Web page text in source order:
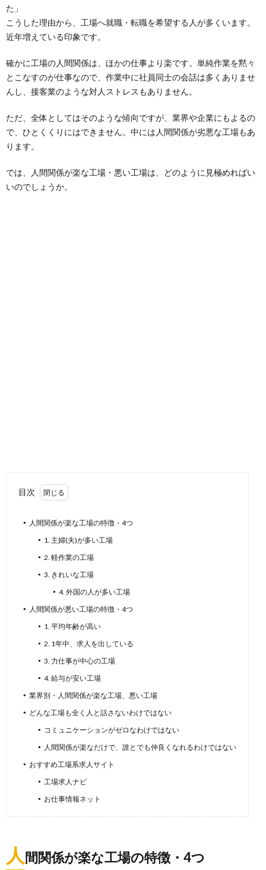
た」
こうした理由から、工場へ就職・転職を希望する人が多くいます。
近年増えている印象です。
確かに工場の人間関係は、ほかの仕事より楽です。単純作業を黙々
とこなすのが仕事なので、作業中に社員同士の会話は多くありませ
んし、接客業のような対人ストレスもありません。
ただ、全体としてはそのような傾向ですが、業界や企業にもよるの
で、ひとくくりにはできません。中には人間関係が劣悪な工場もあ
ります。
では、人間関係が楽な工場・悪い工場は、どのように見極めればい
いのでしょうか。
目次
人間関係が楽な工場の特徴・4つ
1. 主婦(夫)が多い工場
2. 軽作業の工場
3. きれいな工場
4. 外国の人が多い工場
人間関係が悪い工場の特徴・4つ
1. 平均年齢が高い
2. 1年中、求人を出している
3. 力仕事が中心の工場
4. 給与が安い工場
業界別・人間関係が楽な工場、悪い工場
どんな工場も全く人と話さないわけではない
コミュニケーションがゼロなわけではない
人間関係が楽なだけで、誰とでも仲良くなれるわけではない
おすすめ工場系求人サイト
工場求人ナビ
お仕事情報ネット
人 間関係が楽な工場の特徴・4つ